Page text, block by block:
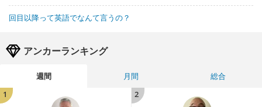
回目以降って英語でなんて言うの？
アンカーランキング
週間 月間
総合
1
2